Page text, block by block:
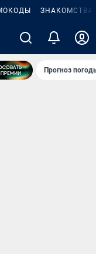
ЗНАКОМСТВА
Прогноз